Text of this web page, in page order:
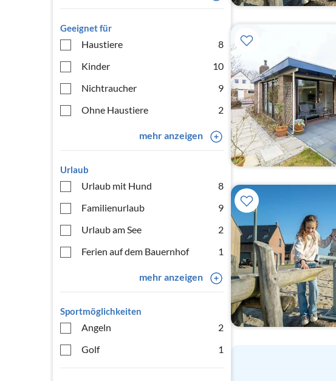
Geeignet für
Haustiere
8
Kinder
10
Nichtraucher
9
Ohne Haustiere
2
mehr anzeigen
Urlaub
Urlaub mit Hund
8
Familienurlaub
9
Urlaub am See
2
Ferien auf dem Bauernhof
1
mehr anzeigen
Sportmöglichkeiten
Angeln
2
Golf
1